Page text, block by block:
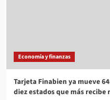
Economía y finanzas
Tarjeta Finabien ya mueve
diez estados que más recibe